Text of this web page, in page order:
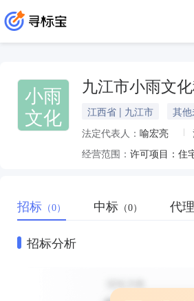
小雨
文化
九江市小雨文
江西省 | 九江市 其
法定代表人： 喻宏亮
经营范围：
招标 （0） 中标 （0） 代理
招标分析